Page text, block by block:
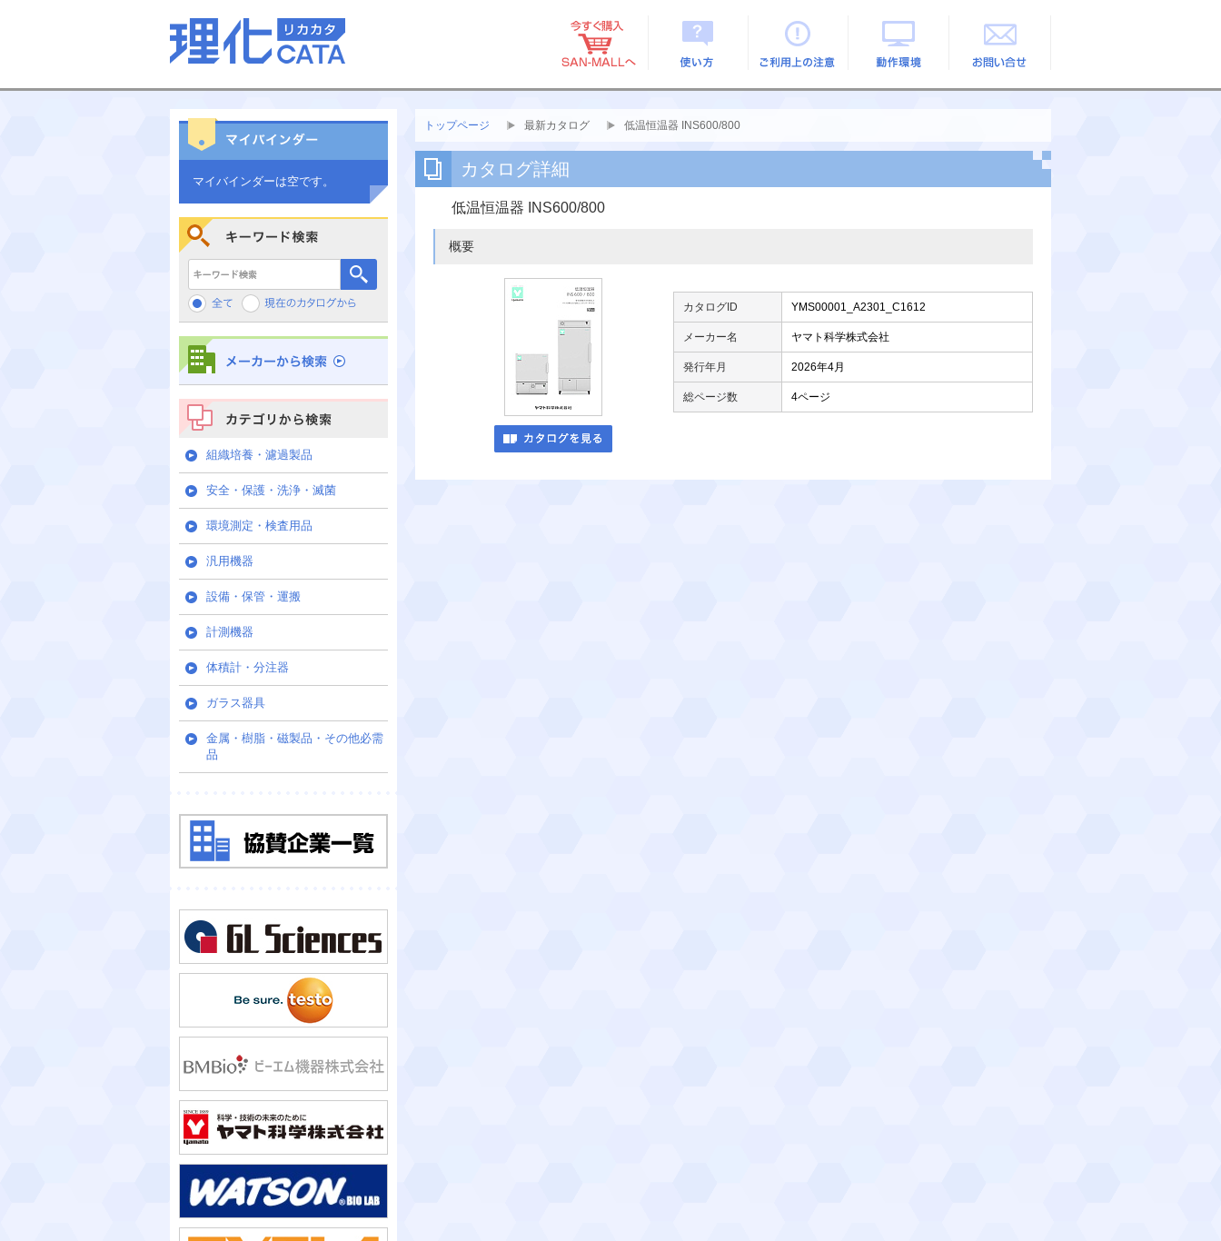
トップページ 最新カタログ 低温恒温器 INS600/800
カタログ詳細
低温恒温器 INS600/800
概要
カタログID YMS00001_A2301_C1612
メーカー名 ヤマト科学株式会社
発行年月 2026年4月
総ページ数 4ページ
マイバインダーは空です。
キーワード検索
カテゴリから検索
組織培養・濾過製品
安全・保護・洗浄・滅菌
環境測定・検査用品
汎用機器
設備・保管・運搬
計測機器
体積計・分注器
ガラス器具
金属・樹脂・磁製品・その他必需
品